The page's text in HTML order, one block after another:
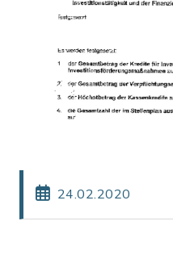
24.02.2020